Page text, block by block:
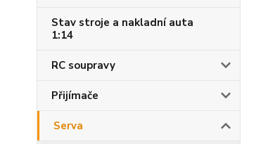
Stav stroje a nakladní auta
1:14
RC soupravy
Přijímače
Serva